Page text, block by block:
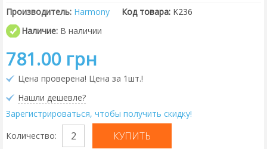
Производитель: Harmony Код товара: K236
Наличие: В наличии
781.00 грн
Цена проверена! Цена за 1шт.!
Нашли дешевле?
Зарегистрироваться, чтобы получить скидку!
Количество: